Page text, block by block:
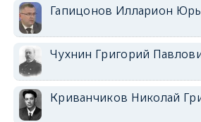
Гапицонов Илларион
Чухнин Григорий
Криванчиков Николай